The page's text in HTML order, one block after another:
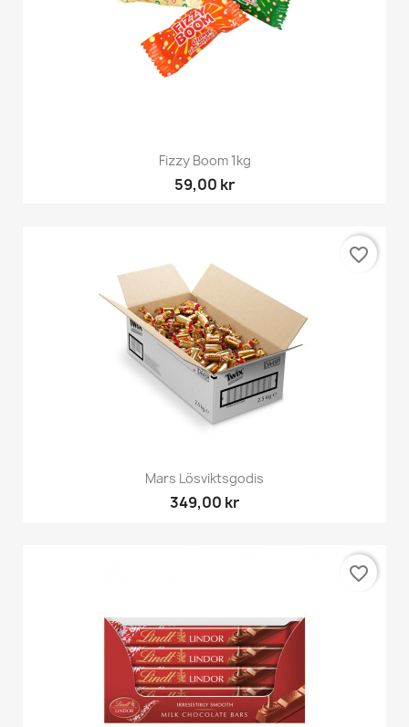
Fizzy Boom 1kg
59,00 kr
Mars Lösviktsgodis
349,00 kr
favorite_border
favorite_border